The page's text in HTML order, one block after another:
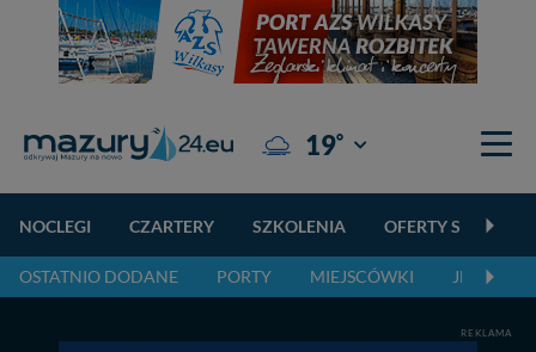
19° Giżycko
NOCLEGI CZARTERY SZKOLENIA OFERTY
OSTATNIO DODANE PORTY MIEJSCÓWKI JEZIORA,
REKLAMA